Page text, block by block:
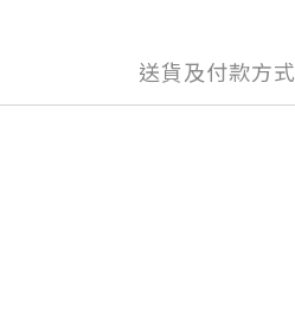
送貨及付款方式